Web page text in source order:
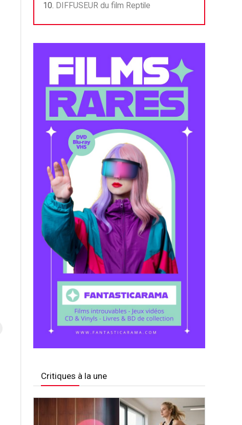
DIFFUSEUR du film Reptile
Critiques à la une